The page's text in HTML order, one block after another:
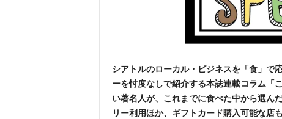
シアトルのローカル・ビジネスを「食」で
ーを忖度なしで紹介する本誌連載コラム「
い著名人が、これまでに食べた中から選ん
リー利用ほか、ギフトカード購入可能な店